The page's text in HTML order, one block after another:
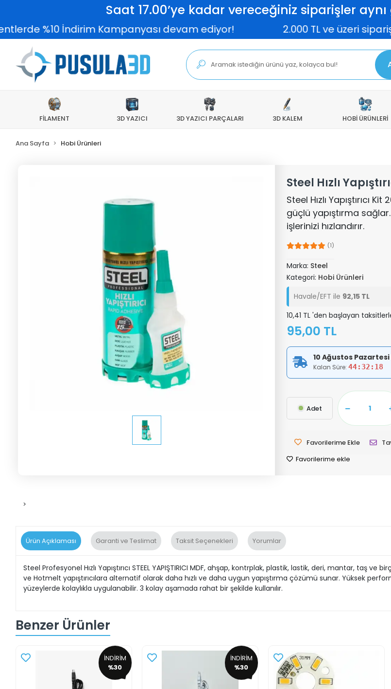
Saat 17.00’ye kadar vereceğiniz siparişler
%10 İndirim Kampanyası devam ediyor! 2.000 TL ve üzeri
FİLAMENT 3D YAZICI 3D YAZICI PARÇALARI 3D KALEM HOBİ ÜRÜNLERİ
Ana Sayfa Hobi Ürünleri
Steel Hızlı
Steel Hızlı Yapıştırıcı
güçlü yapıştırma
işlerinizi hızlandırır.
(1)
Marka: Steel
Kategori: Hobi Ürünleri
Havale/EFT ile 92,15 TL
10,41 TL 'den başlayan
95,00 TL
10 Ağustos
Kalan Süre: 44:32:18
Adet
Favorilerime Ekle
Favorilerime ekle
>
Ürün Açıklaması Garanti ve Teslimat Taksit Seçenekleri Yorumlar
Steel Profesyonel Hızlı Yapıştırıcı STEEL YAPIŞTIRICI MDF, ahşap, kontrplak, plastik, lastik, deri, mantar, taş
ve Hotmelt yapıştırıcılara alternatif olarak daha hızlı ve daha uygun yapıştırma çözümü sunar. Yüksek
yüzeylerde kolaylıkla uygulanabilir. 3 kolay aşamada rahat bir şekilde kullanılır.
Benzer Ürünler
İNDİRİM
%30
İNDİRİM
%30